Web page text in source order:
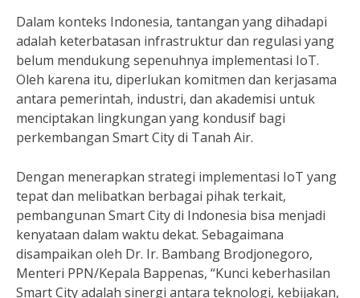
Dalam konteks Indonesia, tantangan yang dihadapi
adalah keterbatasan infrastruktur dan regulasi yang
belum mendukung sepenuhnya implementasi IoT.
Oleh karena itu, diperlukan komitmen dan kerjasama
antara pemerintah, industri, dan akademisi untuk
menciptakan lingkungan yang kondusif bagi
perkembangan Smart City di Tanah Air.
Dengan menerapkan strategi implementasi IoT yang
tepat dan melibatkan berbagai pihak terkait,
pembangunan Smart City di Indonesia bisa menjadi
kenyataan dalam waktu dekat. Sebagaimana
disampaikan oleh Dr. Ir. Bambang Brodjonegoro,
Menteri PPN/Kepala Bappenas, “Kunci keberhasilan
Smart City adalah sinergi antara teknologi, kebijakan,